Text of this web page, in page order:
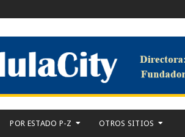
POR ESTADO P-Z OTROS SITIOS